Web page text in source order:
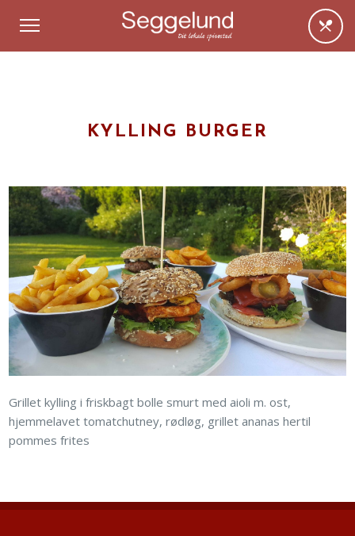
KYLLING BURGER
Grillet kylling i friskbagt bolle smurt med aioli m. ost,
hjemmelavet tomatchutney, rødløg, grillet ananas hertil
pommes frites